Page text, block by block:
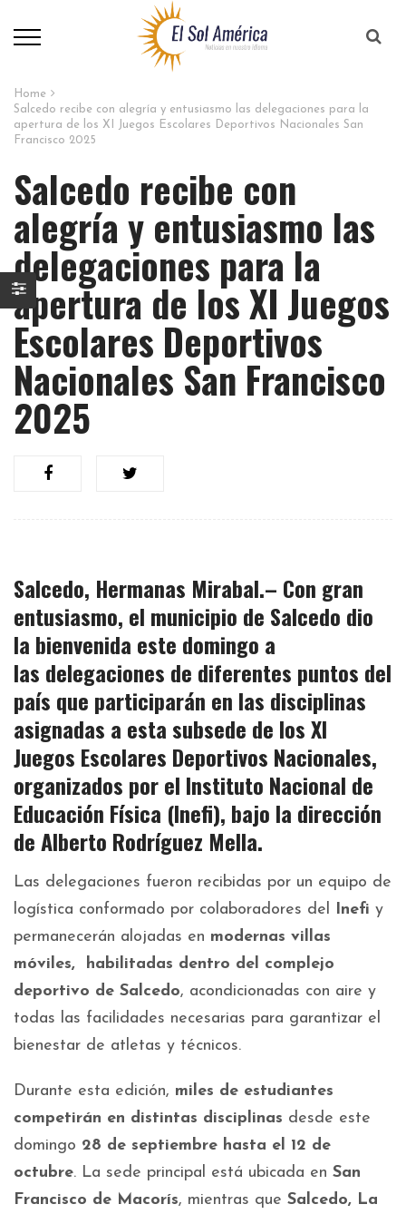
Home
Salcedo recibe con alegría y entusiasmo las delegaciones para la
apertura de los XI Juegos Escolares Deportivos Nacionales San
Francisco 2025
Salcedo recibe con
alegría y entusiasmo las
delegaciones para la
apertura de los XI Juegos
Escolares Deportivos
Nacionales San Francisco
2025
Salcedo, Hermanas Mirabal.– Con gran
entusiasmo, el municipio de Salcedo dio
la bienvenida este domingo a
las delegaciones de diferentes puntos del
país que participarán en las disciplinas
asignadas a esta subsede de losXI
Juegos Escolares Deportivos Nacionales,
organizados por el Instituto Nacional de
Educación Física (Inefi), bajo la dirección
deAlberto Rodríguez Mella.
Las delegaciones fueron recibidas por un equipo de
logística conformado por colaboradores del Inefi y
permanecerán alojadas en modernas villas
móviles, habilitadas dentro del complejo
deportivo de Salcedo, acondicionadas con aire y
todas las facilidades necesarias para garantizar el
bienestar de atletas y técnicos.
Durante esta edición, miles de estudiantes
competirán en distintas disciplinas desde este
domingo 28 de septiembre hasta el 12 de
octubre. La sede principal está ubicada en San
Francisco de Macorís, mientras que Salcedo, La